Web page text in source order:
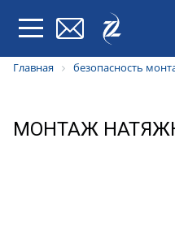
Главная безопасность
МОНТАЖ